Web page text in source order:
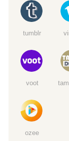
tumblr
voot
ozee